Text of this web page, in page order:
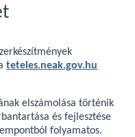
teteles.neak.gov.hu
elszámolása történik
és fejlesztése
folyamatos.